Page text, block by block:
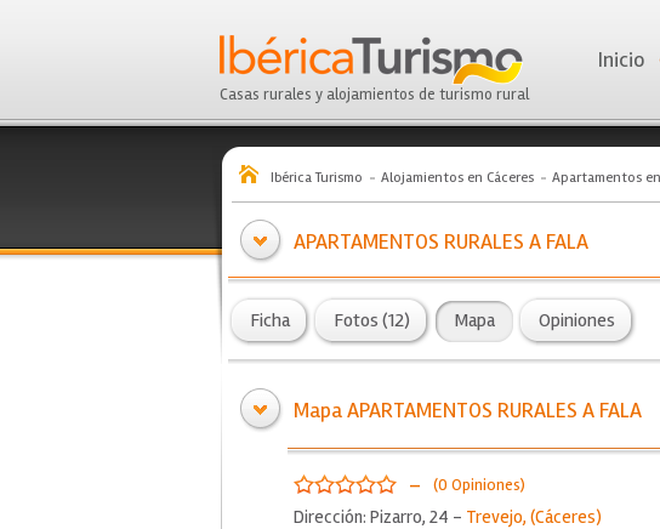
Casas rurales y alojamientos de turismo rural
Inicio
Ibérica Turismo Alojamientos en Cáceres Apartamentos
APARTAMENTOS RURALES A FALA
Ficha Fotos (12) Mapa Opiniones
Mapa APARTAMENTOS RURALES A FALA
- (0 Opiniones)
Dirección: Pizarro, 24 - Trevejo, (Cáceres)